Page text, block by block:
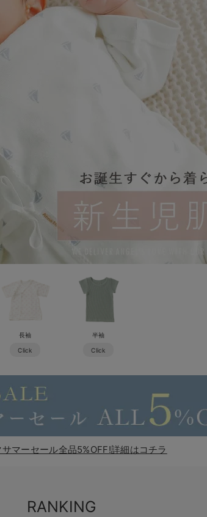
長袖
Click
半袖
Click
マーセール全品5%OFF!詳細はコチラ
RANKING